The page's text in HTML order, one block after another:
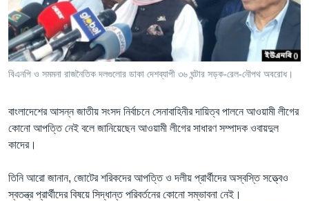
Learning English
FOLLOW US
অন্য ভাষায় ওয়েব সাইট
বিএনপি ও সমমনা রাজনৈতিক দলগুলোর ডাকা দেশব্যাপী ৩৬ ঘন্টার সড়ক-রেল-নৌপথ অবরোধ।
বাংলাদেশের আসন্ন জাতীয় সংসদ নির্বাচনে সেনাবাহিনীর দায়িত্ব পালনে আওয়ামী লীগের
কোনো আপত্তি নেই বলে জানিয়েছেন আওয়ামী লীগের সাধারণ সম্পাদক ওবায়দুল
কাদের।
তিনি আরো জানান, জোটের শরিকদের আপত্তি ও দলীয় প্রার্থীদের অস্বস্তি সত্ত্বেও
স্বতন্ত্র প্রার্থীদের বিষয়ে সিদ্ধান্ত পরিবর্তনের কোনো সম্ভাবনা নেই।